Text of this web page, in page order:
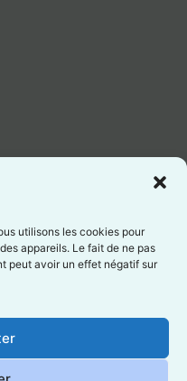
utilisons les cookies pour
appareils. Le fait de ne pas
peut avoir un effet négatif sur